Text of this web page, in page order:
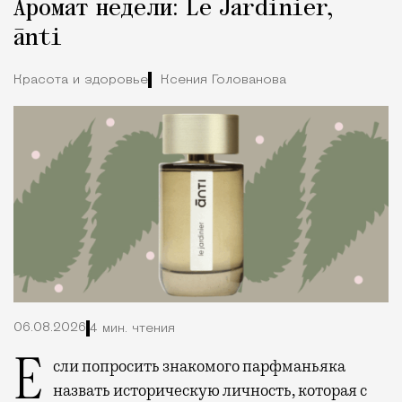
Город
Аромат недели: Le Jardinier,
ānti
Красота и здоровье Ксения Голованова
06.08.2026 4 мин. чтения
Если попросить знакомого парфманьяка назвать историческую личность, которая с